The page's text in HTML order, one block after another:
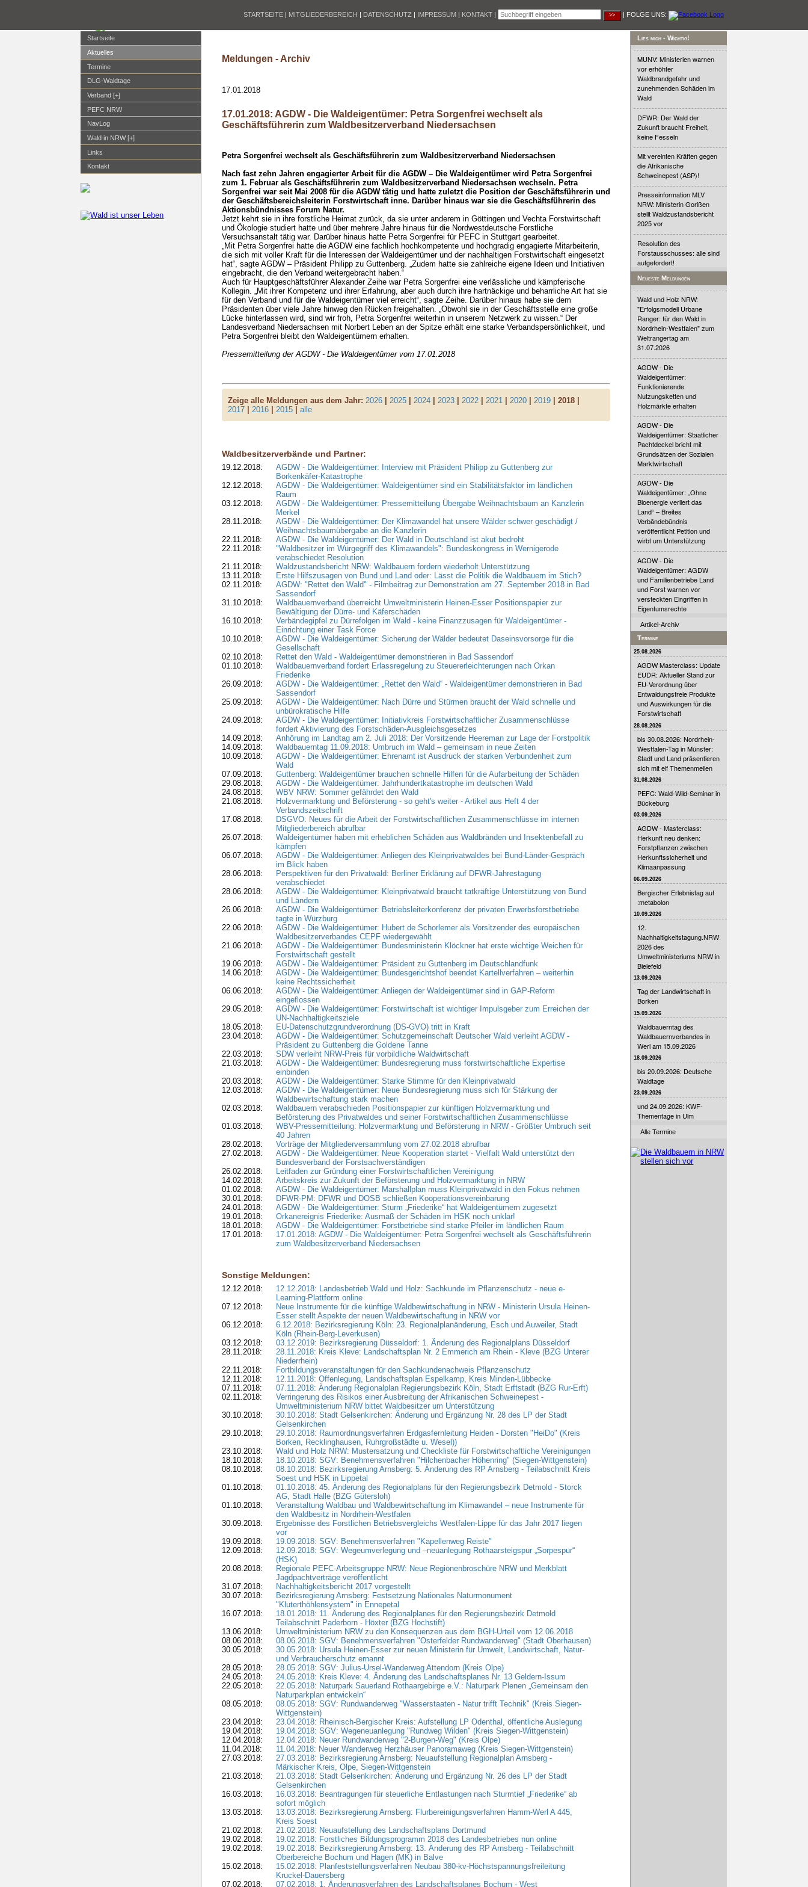
STARTSEITE | MITGLIEDERBEREICH | DATENSCHUTZ | IMPRESSUM | KONTAKT | | FOLGE UNS:
Startseite
Aktuelles
Termine
DLG-Waldtage
Verband [+]
PEFC NRW
NavLog
Wald in NRW [+]
Links
Kontakt
Meldungen - Archiv
17.01.2018
17.01.2018: AGDW - Die Waldeigentümer: Petra Sorgenfrei wechselt als
Geschäftsführerin zum Waldbesitzerverband Niedersachsen
Petra Sorgenfrei wechselt als Geschäftsführerin zum Waldbesitzerverband Niedersachsen
Nach fast zehn Jahren engagierter Arbeit für die AGDW – Die Waldeigentümer wird Petra Sorgenfrei
zum 1. Februar als Geschäftsführerin zum Waldbesitzerverband Niedersachsen wechseln. Petra
Sorgenfrei war seit Mai 2008 für die AGDW tätig und hatte zuletzt die Position der Geschäftsführerin und
der Geschäftsbereichsleiterin Forstwirtschaft inne. Darüber hinaus war sie die Geschäftsführerin des
Aktionsbündnisses Forum Natur.
Jetzt kehrt sie in ihre forstliche Heimat zurück, da sie unter anderem in Göttingen und Vechta Forstwirtschaft
und Ökologie studiert hatte und über mehrere Jahre hinaus für die Nordwestdeutsche Forstliche
Versuchsanstalt tätig war. Darüber hinaus hatte Petra Sorgenfrei für PEFC in Stuttgart gearbeitet.
„Mit Petra Sorgenfrei hatte die AGDW eine fachlich hochkompetente und hochgradig engagierte Mitarbeiterin,
die sich mit voller Kraft für die Interessen der Waldeigentümer und der nachhaltigen Forstwirtschaft eingesetzt
hat“, sagte AGDW – Präsident Philipp zu Guttenberg. „Zudem hatte sie zahlreiche eigene Ideen und Initiativen
eingebracht, die den Verband weitergebracht haben.“
Auch für Hauptgeschäftsführer Alexander Zeihe war Petra Sorgenfrei eine verlässliche und kämpferische
Kollegin. „Mit ihrer Kompetenz und ihrer Erfahrung, aber auch durch ihre hartnäckige und beharrliche Art hat sie
für den Verband und für die Waldeigentümer viel erreicht“, sagte Zeihe. Darüber hinaus habe sie dem
Präsidenten über viele Jahre hinweg den Rücken freigehalten. „Obwohl sie in der Geschäftsstelle eine große
Lücke hinterlassen wird, sind wir froh, Petra Sorgenfrei weiterhin in unserem Netzwerk zu wissen.“ Der
Landesverband Niedersachsen mit Norbert Leben an der Spitze erhält eine starke Verbandspersönlichkeit, und
Petra Sorgenfrei bleibt den Waldeigentümern erhalten.
Pressemitteilung der AGDW - Die Waldeigentümer vom 17.01.2018
Zeige alle Meldungen aus dem Jahr: 2026| 2025| 2024| 2023| 2022| 2021| 2020| 2019| 2018 |
2017| 2016| 2015| alle
Waldbesitzerverbände und Partner:
19.12.2018:
AGDW - Die Waldeigentümer: Interview mit Präsident Philipp zu Guttenberg zur
Borkenkäfer-Katastrophe
12.12.2018:
AGDW - Die Waldeigentümer: Waldeigentümer sind ein Stabilitätsfaktor im ländlichen
Raum
03.12.2018:
AGDW - Die Waldeigentümer: Pressemitteilung Übergabe Weihnachtsbaum an Kanzlerin
Merkel
28.11.2018:
AGDW - Die Waldeigentümer: Der Klimawandel hat unsere Wälder schwer geschädigt /
Weihnachtsbaumübergabe an die Kanzlerin
22.11.2018:
AGDW - Die Waldeigentümer: Der Wald in Deutschland ist akut bedroht
22.11.2018:
"Waldbesitzer im Würgegriff des Klimawandels": Bundeskongress in Wernigerode
verabschiedet Resolution
21.11.2018:
Waldzustandsbericht NRW: Waldbauern fordern wiederholt Unterstützung
13.11.2018:
Erste Hilfszusagen von Bund und Land oder: Lässt die Politik die Waldbauern im Stich?
02.11.2018:
AGDW: "Rettet den Wald" - Filmbeitrag zur Demonstration am 27. September 2018 in Bad
Sassendorf
31.10.2018:
Waldbauernverband überreicht Umweltministerin Heinen-Esser Positionspapier zur
Bewältigung der Dürre- und Käferschäden
16.10.2018:
Verbändegipfel zu Dürrefolgen im Wald - keine Finanzzusagen für Waldeigentümer -
Einrichtung einer Task Force
10.10.2018:
AGDW - Die Waldeigentümer: Sicherung der Wälder bedeutet Daseinsvorsorge für die
Gesellschaft
02.10.2018:
Rettet den Wald - Waldeigentümer demonstrieren in Bad Sassendorf
01.10.2018:
Waldbauernverband fordert Erlassregelung zu Steuererleichterungen nach Orkan
Friederike
26.09.2018:
AGDW - Die Waldeigentümer: „Rettet den Wald“ - Waldeigentümer demonstrieren in Bad
Sassendorf
25.09.2018:
AGDW - Die Waldeigentümer: Nach Dürre und Stürmen braucht der Wald schnelle und
unbürokratische Hilfe
24.09.2018:
AGDW - Die Waldeigentümer: Initiativkreis Forstwirtschaftlicher Zusammenschlüsse
fordert Aktivierung des Forstschäden-Ausgleichsgesetzes
14.09.2018:
Anhörung im Landtag am 2. Juli 2018: Der Vorsitzende Heereman zur Lage der Forstpolitik
14.09.2018:
Waldbauerntag 11.09.2018: Umbruch im Wald – gemeinsam in neue Zeiten
10.09.2018:
AGDW - Die Waldeigentümer: Ehrenamt ist Ausdruck der starken Verbundenheit zum
Wald
07.09.2018:
Guttenberg: Waldeigentümer brauchen schnelle Hilfen für die Aufarbeitung der Schäden
29.08.2018:
AGDW - Die Waldeigentümer: Jahrhundertkatastrophe im deutschen Wald
24.08.2018:
WBV NRW: Sommer gefährdet den Wald
21.08.2018:
Holzvermarktung und Beförsterung - so geht's weiter - Artikel aus Heft 4 der
Verbandszeitschrift
17.08.2018:
DSGVO: Neues für die Arbeit der Forstwirtschaftlichen Zusammenschlüsse im internen
Mitgliederbereich abrufbar
26.07.2018:
Waldeigentümer haben mit erheblichen Schäden aus Waldbränden und Insektenbefall zu
kämpfen
06.07.2018:
AGDW - Die Waldeigentümer: Anliegen des Kleinprivatwaldes bei Bund-Länder-Gespräch
im Blick haben
28.06.2018:
Perspektiven für den Privatwald: Berliner Erklärung auf DFWR-Jahrestagung
verabschiedet
28.06.2018:
AGDW - Die Waldeigentümer: Kleinprivatwald braucht tatkräftige Unterstützung von Bund
und Ländern
26.06.2018:
AGDW - Die Waldeigentümer: Betriebsleiterkonferenz der privaten Erwerbsforstbetriebe
tagte in Würzburg
22.06.2018:
AGDW - Die Waldeigentümer: Hubert de Schorlemer als Vorsitzender des europäischen
Waldbesitzerverbandes CEPF wiedergewählt
21.06.2018:
AGDW - Die Waldeigentümer: Bundesministerin Klöckner hat erste wichtige Weichen für
Forstwirtschaft gestellt
19.06.2018:
AGDW - Die Waldeigentümer: Präsident zu Guttenberg im Deutschlandfunk
14.06.2018:
AGDW - Die Waldeigentümer: Bundesgerichtshof beendet Kartellverfahren – weiterhin
keine Rechtssicherheit
06.06.2018:
AGDW - Die Waldeigentümer: Anliegen der Waldeigentümer sind in GAP-Reform
eingeflossen
29.05.2018:
AGDW - Die Waldeigentümer: Forstwirtschaft ist wichtiger Impulsgeber zum Erreichen der
UN-Nachhaltigkeitsziele
18.05.2018:
EU-Datenschutzgrundverordnung (DS-GVO) tritt in Kraft
23.04.2018:
AGDW - Die Waldeigentümer: Schutzgemeinschaft Deutscher Wald verleiht AGDW -
Präsident zu Guttenberg die Goldene Tanne
22.03.2018:
SDW verleiht NRW-Preis für vorbildliche Waldwirtschaft
21.03.2018:
AGDW - Die Waldeigentümer: Bundesregierung muss forstwirtschaftliche Expertise
einbinden
20.03.2018:
AGDW - Die Waldeigentümer: Starke Stimme für den Kleinprivatwald
12.03.2018:
AGDW - Die Waldeigentümer: Neue Bundesregierung muss sich für Stärkung der
Waldbewirtschaftung stark machen
02.03.2018:
Waldbauern verabschieden Positionspapier zur künftigen Holzvermarktung und
Beförsterung des Privatwaldes und seiner Forstwirtschaftlichen Zusammenschlüsse
01.03.2018:
WBV-Pressemitteilung: Holzvermarktung und Beförsterung in NRW - Größter Umbruch seit
40 Jahren
28.02.2018:
Vorträge der Mitgliederversammlung vom 27.02.2018 abrufbar
27.02.2018:
AGDW - Die Waldeigentümer: Neue Kooperation startet - Vielfalt Wald unterstützt den
Bundesverband der Forstsachverständigen
26.02.2018:
Leitfaden zur Gründung einer Forstwirtschaftlichen Vereinigung
14.02.2018:
Arbeitskreis zur Zukunft der Beförsterung und Holzvermarktung in NRW
01.02.2018:
AGDW - Die Waldeigentümer: Marshallplan muss Kleinprivatwald in den Fokus nehmen
30.01.2018:
DFWR-PM: DFWR und DOSB schließen Kooperationsvereinbarung
24.01.2018:
AGDW - Die Waldeigentümer: Sturm „Friederike“ hat Waldeigentümern zugesetzt
19.01.2018:
Orkanereignis Friederike: Ausmaß der Schäden im HSK noch unklar!
18.01.2018:
AGDW - Die Waldeigentümer: Forstbetriebe sind starke Pfeiler im ländlichen Raum
17.01.2018:
17.01.2018: AGDW - Die Waldeigentümer: Petra Sorgenfrei wechselt als Geschäftsführerin
zum Waldbesitzerverband Niedersachsen
Sonstige Meldungen:
12.12.2018:
12.12.2018: Landesbetrieb Wald und Holz: Sachkunde im Pflanzenschutz - neue e-
Learning-Plattform online
07.12.2018:
Neue Instrumente für die künftige Waldbewirtschaftung in NRW - Ministerin Ursula Heinen-
Esser stellt Aspekte der neuen Waldbewirtschaftung in NRW vor
06.12.2018:
6.12.2018: Bezirksregierung Köln: 23. Regionalplanänderung, Esch und Auweiler, Stadt
Köln (Rhein-Berg-Leverkusen)
03.12.2018:
03.12.2019: Bezirksregierung Düsseldorf: 1. Änderung des Regionalplans Düsseldorf
28.11.2018:
28.11.2018: Kreis Kleve: Landschaftsplan Nr. 2 Emmerich am Rhein - Kleve (BZG Unterer
Niederrhein)
22.11.2018:
Fortbildungsveranstaltungen für den Sachkundenachweis Pflanzenschutz
12.11.2018:
12.11.2018: Offenlegung, Landschaftsplan Espelkamp, Kreis Minden-Lübbecke
07.11.2018:
07.11.2018: Änderung Regionalplan Regierungsbezirk Köln, Stadt Erftstadt (BZG Rur-Erft)
02.11.2018:
Verringerung des Risikos einer Ausbreitung der Afrikanischen Schweinepest -
Umweltministerium NRW bittet Waldbesitzer um Unterstützung
30.10.2018:
30.10.2018: Stadt Gelsenkirchen: Änderung und Ergänzung Nr. 28 des LP der Stadt
Gelsenkirchen
29.10.2018:
29.10.2018: Raumordnungsverfahren Erdgasfernleitung Heiden - Dorsten "HeiDo" (Kreis
Borken, Recklinghausen, Ruhrgroßstädte u. Wesel))
23.10.2018:
Wald und Holz NRW: Mustersatzung und Checkliste für Forstwirtschaftliche Vereinigungen
18.10.2018:
18.10.2018: SGV: Benehmensverfahren "Hilchenbacher Höhenring" (Siegen-Wittgenstein)
08.10.2018:
08.10.2018: Bezirksregierung Arnsberg: 5. Änderung des RP Arnsberg - Teilabschnitt Kreis
Soest und HSK in Lippetal
01.10.2018:
01.10.2018: 45. Änderung des Regionalplans für den Regierungsbezirk Detmold - Storck
AG, Stadt Halle (BZG Gütersloh)
01.10.2018:
Veranstaltung Waldbau und Waldbewirtschaftung im Klimawandel – neue Instrumente für
den Waldbesitz in Nordrhein-Westfalen
30.09.2018:
Ergebnisse des Forstlichen Betriebsvergleichs Westfalen-Lippe für das Jahr 2017 liegen
vor
19.09.2018:
19.09.2018: SGV: Benehmensverfahren "Kapellenweg Reiste"
12.09.2018:
12.09.2018: SGV: Wegeumverlegung und –neuanlegung Rothaarsteigspur „Sorpespur“
(HSK)
20.08.2018:
Regionale PEFC-Arbeitsgruppe NRW: Neue Regionenbroschüre NRW und Merkblatt
Jagdpachtverträge veröffentlicht
31.07.2018:
Nachhaltigkeitsbericht 2017 vorgestellt
30.07.2018:
Bezirksregierung Arnsberg: Festsetzung Nationales Naturmonument
"Kluterthöhlensystem" in Ennepetal
16.07.2018:
18.01.2018: 11. Änderung des Regionalplanes für den Regierungsbezirk Detmold
Teilabschnitt Paderborn - Höxter (BZG Hochstift)
13.06.2018:
Umweltministerium NRW zu den Konsequenzen aus dem BGH-Urteil vom 12.06.2018
08.06.2018:
08.06.2018: SGV: Benehmensverfahren "Osterfelder Rundwanderweg" (Stadt Oberhausen)
30.05.2018:
30.05.2018: Ursula Heinen-Esser zur neuen Ministerin für Umwelt, Landwirtschaft, Natur-
und Verbraucherschutz ernannt
28.05.2018:
28.05.2018: SGV: Julius-Ursel-Wanderweg Attendorn (Kreis Olpe)
24.05.2018:
24.05.2018: Kreis Kleve: 4. Änderung des Landschaftsplanes Nr. 13 Geldern-Issum
22.05.2018:
22.05.2018: Naturpark Sauerland Rothaargebirge e.V.: Naturpark Plenen „Gemeinsam den
Naturparkplan entwickeln“
08.05.2018:
08.05.2018: SGV: Rundwanderweg "Wasserstaaten - Natur trifft Technik" (Kreis Siegen-
Wittgenstein)
23.04.2018:
23.04.2018: Rheinisch-Bergischer Kreis: Aufstellung LP Odenthal, öffentliche Auslegung
19.04.2018:
19.04.2018: SGV: Wegeneuanlegung "Rundweg Wilden" (Kreis Siegen-Wittgenstein)
12.04.2018:
12.04.2018: Neuer Rundwanderweg "2-Burgen-Weg" (Kreis Olpe)
11.04.2018:
11.04.2018: Neuer Wanderweg Herzhäuser Panoramaweg (Kreis Siegen-Wittgenstein)
27.03.2018:
27.03.2018: Bezirksregierung Arnsberg: Neuaufstellung Regionalplan Arnsberg -
Märkischer Kreis, Olpe, Siegen-Wittgenstein
21.03.2018:
21.03.2018: Stadt Gelsenkirchen: Änderung und Ergänzung Nr. 26 des LP der Stadt
Gelsenkirchen
16.03.2018:
16.03.2018: Beantragungen für steuerliche Entlastungen nach Sturmtief „Friederike“ ab
sofort möglich
13.03.2018:
13.03.2018: Bezirksregierung Arnsberg: Flurbereinigungsverfahren Hamm-Werl A 445,
Kreis Soest
21.02.2018:
21.02.2018: Neuaufstellung des Landschaftsplans Dortmund
19.02.2018:
19.02.2018: Forstliches Bildungsprogramm 2018 des Landesbetriebes nun online
19.02.2018:
19.02.2018: Bezirksregierung Arnsberg: 13. Änderung des RP Arnsberg - Teilabschnitt
Oberbereiche Bochum und Hagen (MK) in Balve
15.02.2018:
15.02.2018: Planfeststellungsverfahren Neubau 380-kv-Höchstspannungsfreileitung
Kruckel-Dauersberg
07.02.2018:
07.02.2018: 1. Änderungsverfahren des Landschaftsplanes Bochum - West
Lies mich - Wichtig!
MUNV: Ministerien warnen
vor erhöhter
Waldbrandgefahr und
zunehmenden Schäden im
Wald
DFWR: Der Wald der
Zukunft braucht Freiheit,
keine Fesseln
Mit vereinten Kräften gegen
die Afrikanische
Schweinepest (ASP)!
Presseinformation MLV
NRW: Ministerin Gorißen
stellt Waldzustandsbericht
2025 vor
Resolution des
Forstausschusses: alle sind
aufgefordert!
Neueste Meldungen
Wald und Holz NRW:
"Erfolgsmodell Urbane
Ranger: für den Wald in
Nordrhein-Westfalen" zum
Weltrangertag am
31.07.2026
AGDW - Die
Waldeigentümer:
Funktionierende
Nutzungsketten und
Holzmärkte erhalten
AGDW - Die
Waldeigentümer: Staatlicher
Pachtdeckel bricht mit
Grundsätzen der Sozialen
Marktwirtschaft
AGDW - Die
Waldeigentümer: „Ohne
Bioenergie verliert das
Land“ – Breites
Verbändebündnis
veröffentlicht Petition und
wirbt um Unterstützung
AGDW - Die
Waldeigentümer: AGDW
und Familienbetriebe Land
und Forst warnen vor
versteckten Eingriffen in
Eigentumsrechte
Artikel-Archiv
Termine
25.08.2026
AGDW Masterclass: Update
EUDR: Aktueller Stand zur
EU-Verordnung über
Entwaldungsfreie Produkte
und Auswirkungen für die
Forstwirtschaft
28.08.2026
bis 30.08.2026: Nordrhein-
Westfalen-Tag in Münster:
Stadt und Land präsentieren
sich mit elf Themenmeilen
31.08.2026
PEFC: Wald-Wild-Seminar in
Bückeburg
03.09.2026
AGDW - Masterclass:
Herkunft neu denken:
Forstpflanzen zwischen
Herkunftssicherheit und
Klimaanpassung
06.09.2026
Bergischer Erlebnistag auf
:metabolon
10.09.2026
12.
Nachhaltigkeitstagung.NRW
2026 des
Umweltministeriums NRW in
Bielefeld
13.09.2026
Tag der Landwirtschaft in
Borken
15.09.2026
Waldbauerntag des
Waldbauernverbandes in
Werl am 15.09.2026
18.09.2026
bis 20.09.2026: Deutsche
Waldtage
23.09.2026
und 24.09.2026: KWF-
Thementage in Ulm
Alle Termine